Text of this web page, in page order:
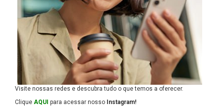
Visite nossas redes e descubra tudo o que temos a oferecer.
Clique AQUI para acessar nosso Instagram!